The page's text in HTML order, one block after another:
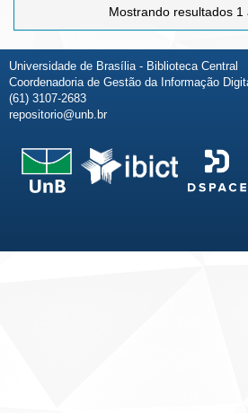
Mostrando resultados 1
Universidade de Brasília - Biblioteca Central
Coordenadoria de Gestão da Informação
(61) 3107-2683
repositorio@unb.br